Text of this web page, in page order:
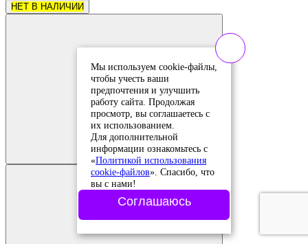
НЕТ В НАЛИЧИИ
Добавить в
сравнение
Добавлено в
сравнение
Мы используем cookie-файлы,
чтобы учесть ваши
предпочтения и улучшить
работу сайта. Продолжая
просмотр, вы соглашаетесь с
их использованием.
Для дополнительной
информации ознакомьтесь с
«Политикой использования
cookie-файлов». Спасибо, что
вы с нами!
Соглашаюсь